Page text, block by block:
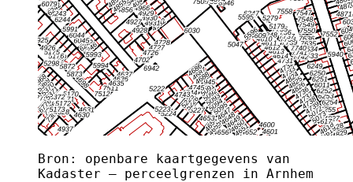
Bron: openbare kaartgegevens van
Kadaster — perceelgrenzen in Arnhem